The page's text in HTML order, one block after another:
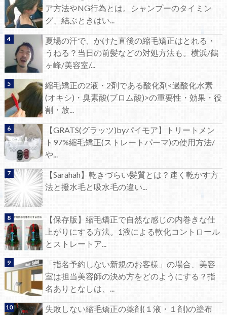
ア方法やNG行為とは。シャンプーのタイミン
グ、結ぶときはい...
夏場の汗で、かけた直後の縮毛矯正はとれる・
うねる？当日の前髪などの対処方法も。横浜/鶴
ヶ峰/美容室/...
縮毛矯正の2液・2剤である酸化剤<過酸化水素
(オキシ)・臭素酸(ブロム酸)>の重要性・効果・役
割・放...
【GRATS(グラッツ)byパイモア】トリートメン
ト97%縮毛矯正(ストレートパーマ)の使用方法/
や...
【Sarahah】乾きづらい髪質とは？速く乾かす方
法と撥水毛と吸水毛の違い...
【保存版】縮毛矯正で自然な感じの内巻きな仕
上がりにする方法。1液による軟化コントロール
とストレートア...
「指名予約しない新規のお客様」の場合、美容
室は担当美容師の決め方をどのようにする？指
名ありとなしは、...
失敗しない縮毛矯正の薬剤(１液・１剤)の塗布